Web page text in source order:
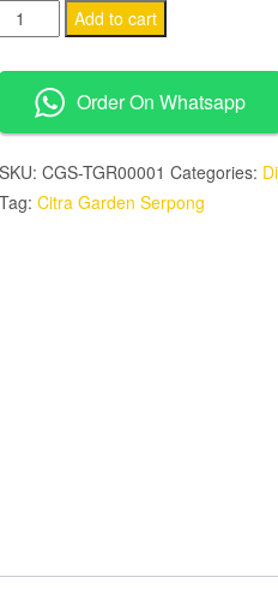
Citra
Garden
Serpong
quantity
Add to cart
Order On Whatsapp
SKU: CGS-TGR00001 Categories:
Tag: Citra Garden Serpong